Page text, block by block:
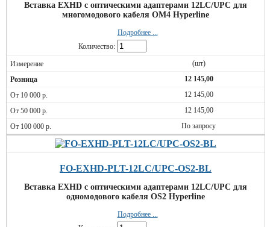
Вставка EXHD с оптическими адаптерами 12LC/UPC для
многомодового кабеля OM4 Hyperline
Подробнее ...
Количество:
(шт)
12 145,00
12 145,00
12 145,00
По запросу
FO-EXHD-PLT-12LC/UPC-OS2-BL
Вставка EXHD с оптическими адаптерами 12LC/UPC для
одномодового кабеля OS2 Hyperline
Подробнее ...